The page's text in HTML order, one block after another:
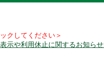
クしてください＞
示や利用休止に関するお知らせ